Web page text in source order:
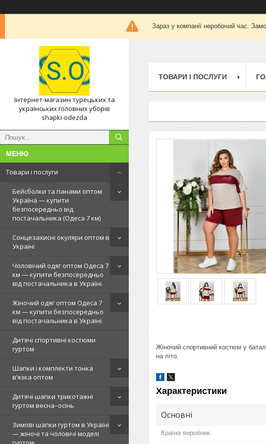
Зараз у компанії неробочий час.
Інтернет-магазин турецьких та
українських головних уборів
shapki-odezda
Товари і послуги
Бейсболки та панами оптом
Україна — купити
безпосередньо від
постачальника (Одеса 7 км)
Сонцезахисні окуляри оптом в
Україні
Чоловічий одяг оптом Одеса 7
км — купити безпосередньо
від постачальника в Україні.
Жіночий одяг оптом Одеса 7
км — купити безпосередньо
від постачальника в Україні.
Дитячі спортивні костюми
гуртом
Шапки і комплекти тонка
в’язка оптом
Дитячі шапки трикотажні
гуртом весна–осінь
Зимові шапки гуртом в Україні
— жіночі та чоловічі моделі
ТОВАРИ І ПОСЛУГИ
Жіночий спортивний костюм у
на літо.
Характеристики
Основні
Країна виробник